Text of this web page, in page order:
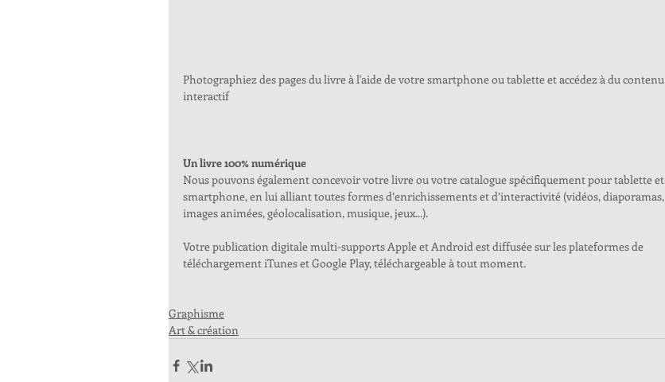
Photographiez des pages du livre à l'aide de votre smartphone ou tablette et accédez à du contenu
interactif
Un livre 100% numérique
Nous pouvons également concevoir votre livre ou votre catalogue spécifiquement pour tablette et
smartphone, en lui alliant toutes formes d’enrichissements et d’interactivité (vidéos, diaporamas,
images animées, géolocalisation, musique, jeux...).
Votre publication digitale multi-supports Apple et Android est diffusée sur les plateformes de
téléchargement iTunes et Google Play, téléchargeable à tout moment.
Graphisme
Art & création